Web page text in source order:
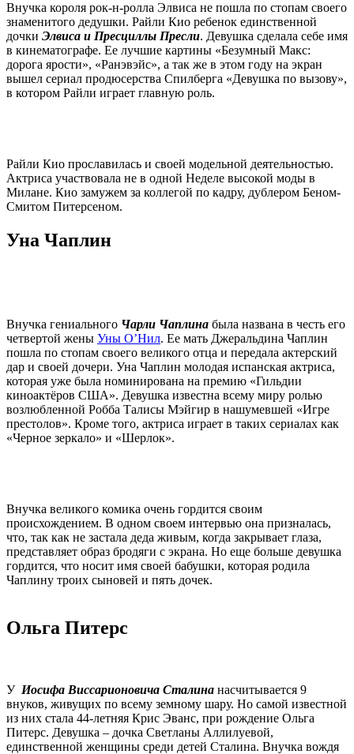
Внучка короля рок-н-ролла Элвиса не пошла по стопам своего
знаменитого дедушки. Райли Кио ребенок единственной
дочки Элвиса и Пресциллы Пресли. Девушка сделала себе имя
в кинематографе. Ее лучшие картины «Безумный Макс:
дорога ярости», «Ранэвэйс», а так же в этом году на экран
вышел сериал продюсерства Спилберга «Девушка по вызову»,
в котором Райли играет главную роль.
Райли Кио прославилась и своей модельной деятельностью.
Актриса участвовала не в одной Неделе высокой моды в
Милане. Кио замужем за коллегой по кадру, дублером Беном-
Смитом Питерсеном.
Уна Чаплин
Внучка гениального Чарли Чаплина была названа в честь его
четвертой жены Уны О’Нил. Ее мать Джеральдина Чаплин
пошла по стопам своего великого отца и передала актерский
дар и своей дочери. Уна Чаплин молодая испанская актриса,
которая уже была номинирована на премию «Гильдии
киноактёров США». Девушка известна всему миру ролью
возлюбленной Робба Талисы Мэйгир в нашумевшей «Игре
престолов». Кроме того, актриса играет в таких сериалах как
«Черное зеркало» и «Шерлок».
Внучка великого комика очень гордится своим
происхождением. В одном своем интервью она призналась,
что, так как не застала деда живым, когда закрывает глаза,
представляет образ бродяги с экрана. Но еще больше девушка
гордится, что носит имя своей бабушки, которая родила
Чаплину троих сыновей и пять дочек.
Ольга Питерс
У Иосифа Виссарионовича Сталина насчитывается 9
внуков, живущих по всему земному шару. Но самой известной
из них стала 44-летняя Крис Эванс, при рождение Ольга
Питерс. Девушка – дочка Светланы Аллилуевой,
единственной женщины среди детей Сталина. Внучка вождя